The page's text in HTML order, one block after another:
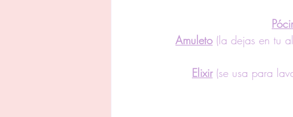
Amuleto (la dejas en tu
Elixir (se usa para